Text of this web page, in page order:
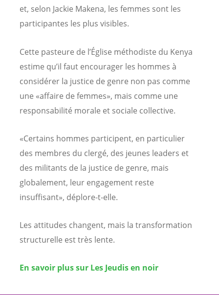
et, selon Jackie Makena, les femmes sont les
participantes les plus visibles.
Cette pasteure de l’Église méthodiste du Kenya
estime qu’il faut encourager les hommes à
considérer la justice de genre non pas comme
une «affaire de femmes», mais comme une
responsabilité morale et sociale collective.
«Certains hommes participent, en particulier
des membres du clergé, des jeunes leaders et
des militants de la justice de genre, mais
globalement, leur engagement reste
insuffisant», déplore-t-elle.
Les attitudes changent, mais la transformation
structurelle est très lente.
En savoir plus sur Les Jeudis en noir